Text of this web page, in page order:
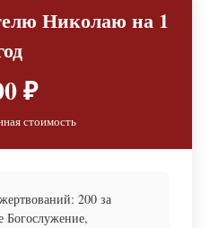
Николаю на 1
₽
стоимость
200 за
Богослужение,